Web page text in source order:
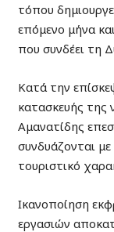
τόπου
επόμενο μήνα
που συνδέει τη
Κατά την
κατασκευής της
Αμανατίδης
συνδυάζονται με
τουριστικό
Ικανοποίηση
εργασιών